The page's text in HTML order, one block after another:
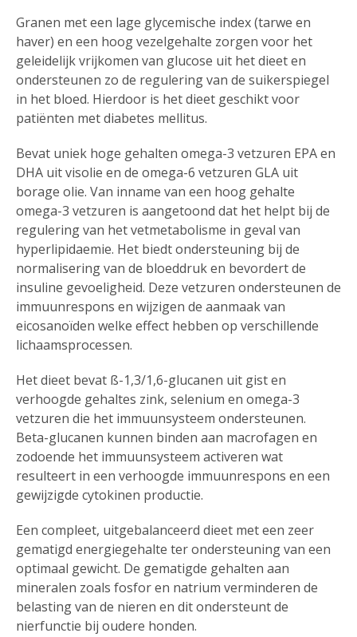
Granen met een lage glycemische index (tarwe en
haver) en een hoog vezelgehalte zorgen voor het
geleidelijk vrijkomen van glucose uit het dieet en
ondersteunen zo de regulering van de suikerspiegel
in het bloed. Hierdoor is het dieet geschikt voor
patiënten met diabetes mellitus.
Bevat uniek hoge gehalten omega-3 vetzuren EPA en
DHA uit visolie en de omega-6 vetzuren GLA uit
borage olie. Van inname van een hoog gehalte
omega-3 vetzuren is aangetoond dat het helpt bij de
regulering van het vetmetabolisme in geval van
hyperlipidaemie. Het biedt ondersteuning bij de
normalisering van de bloeddruk en bevordert de
insuline gevoeligheid. Deze vetzuren ondersteunen de
immuunrespons en wijzigen de aanmaak van
eicosanoïden welke effect hebben op verschillende
lichaamsprocessen.
Het dieet bevat ß-1,3/1,6-glucanen uit gist en
verhoogde gehaltes zink, selenium en omega-3
vetzuren die het immuunsysteem ondersteunen.
Beta-glucanen kunnen binden aan macrofagen en
zodoende het immuunsysteem activeren wat
resulteert in een verhoogde immuunrespons en een
gewijzigde cytokinen productie.
Een compleet, uitgebalanceerd dieet met een zeer
gematigd energiegehalte ter ondersteuning van een
optimaal gewicht. De gematigde gehalten aan
mineralen zoals fosfor en natrium verminderen de
belasting van de nieren en dit ondersteunt de
nierfunctie bij oudere honden.